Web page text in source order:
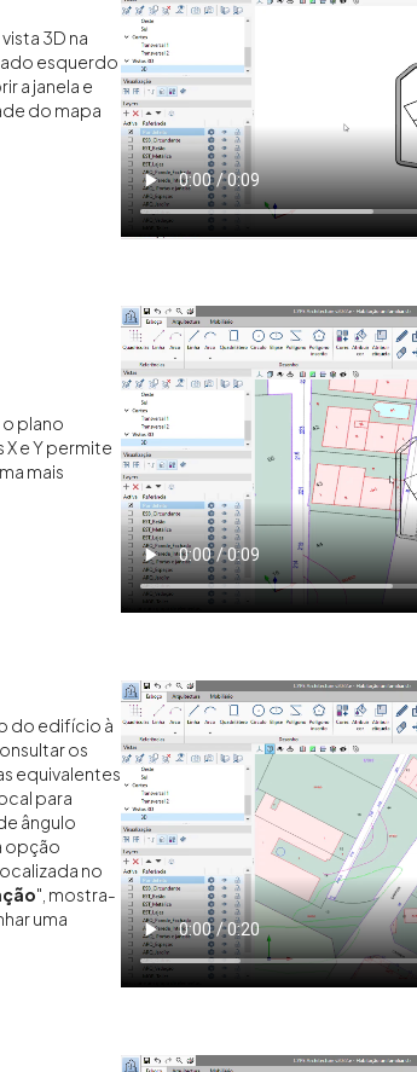
3D na
esquerdo
a janela e
do mapa
plano
e Y permite
mais
do edifício à
os
equivalentes
para
ângulo
opção
no
", mostra-
uma